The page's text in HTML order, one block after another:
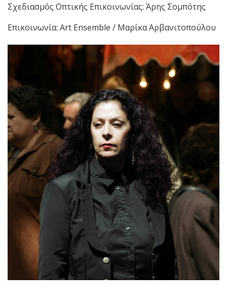
Σχεδιασμός Οπτικής Επικοινωνίας: Άρης Σομπότης
Επικοινωνία: Art Ensemble / Μαρίκα Αρβανιτοπούλου